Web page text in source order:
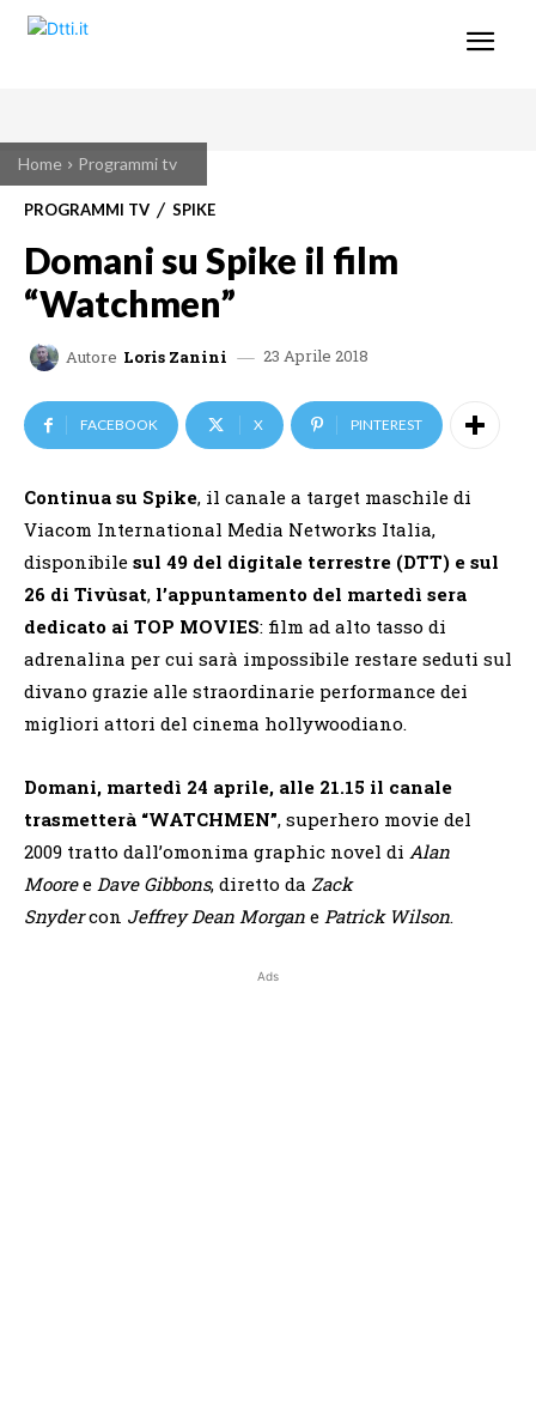
Home Programmi tv
PROGRAMMI TV SPIKE
Domani su Spike il film
“Watchmen”
Autore Loris Zanini 23 Aprile 2018
FACEBOOK X PINTEREST
Continua su Spike, il canale a target maschile di
Viacom International Media Networks Italia,
disponibile sul 49 del digitale terrestre (DTT) e sul
26 di Tivùsat, l’appuntamento del martedì sera
dedicato ai TOP MOVIES: film ad alto tasso di
adrenalina per cui sarà impossibile restare seduti sul
divano grazie alle straordinarie performance dei
migliori attori del cinema hollywoodiano.
Domani, martedì 24 aprile, alle 21.15 il canale
trasmetterà “WATCHMEN”, superhero movie del
2009 tratto dall’omonima graphic novel di Alan
Mooree Dave Gibbons, diretto da Zack
Snydercon Jeffrey Dean Morgan e Patrick Wilson.
Ads